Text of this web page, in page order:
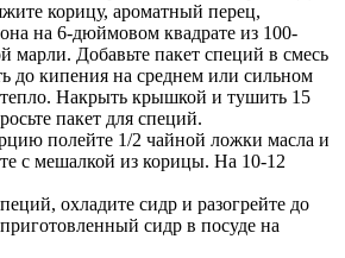
корицу, ароматный перец,
на 6-дюймовом квадрате из 100-
марли. Добавьте пакет специй в смесь
до кипения на среднем или сильном
Накрыть крышкой и тушить 15
пакет для специй.
полейте 1/2 чайной ложки масла и
с мешалкой из корицы. На 10-12
охладите сидр и разогрейте до
сидр в посуде на